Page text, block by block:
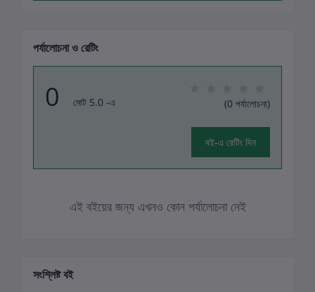
পর্যালোচনা ও রেটিং
0 মোট 5.0 -এ (0 পর্যালোচনা)
বই-এ রেটিং দিন
এই বইয়ের জন্য এখনও কোন পর্যালোচনা নেই
সংশ্লিষ্ট বই